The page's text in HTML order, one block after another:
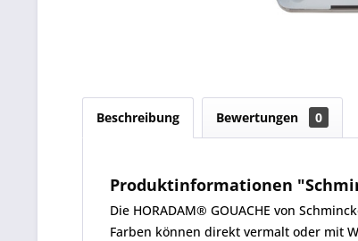
Beschreibung Bewertungen 0
Produktinformationen
Die HORADAM® GOUACHE von
Farben können direkt vermalt oder mit